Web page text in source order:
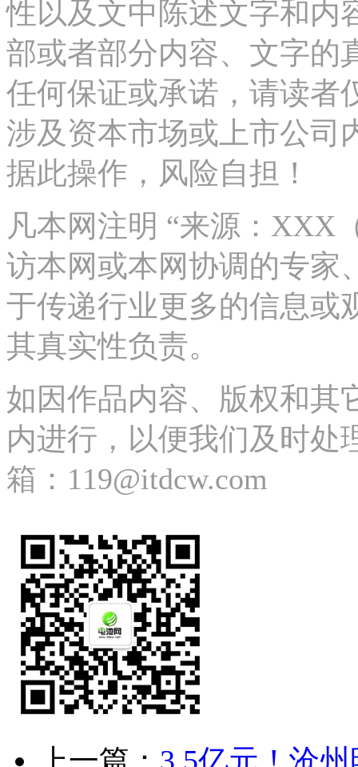
性以及文中陈述文字和内
部或者部分内容、文字的
任何保证或承诺，请读者
涉及资本市场或上市公司
据此操作，风险自担！
凡本网注明 “来源：XXX
访本网或本网协调的专家
于传递行业更多的信息或
其真实性负责。
如因作品内容、版权和其
内进行，以便我们及时处
箱：119@itdcw.com